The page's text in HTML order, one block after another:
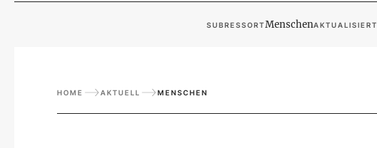
SUBRESSORTMenschenAKTUALISIERT
HOME AKTUELL MENSCHEN